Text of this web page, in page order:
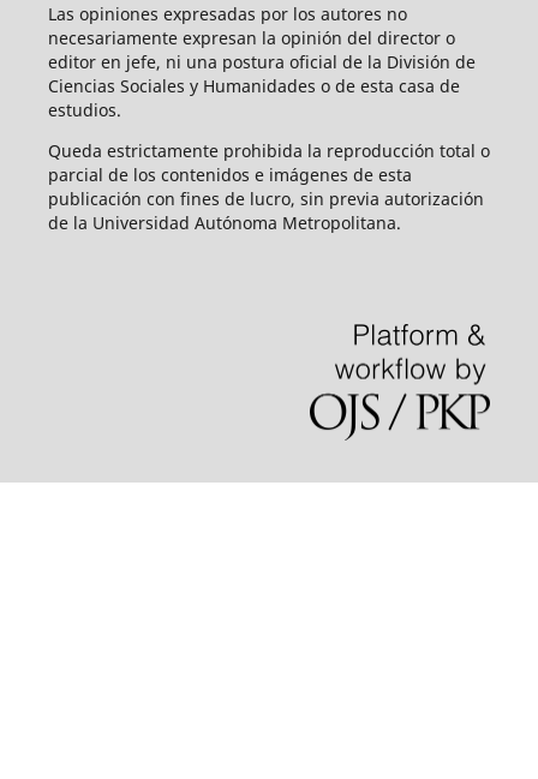
Las opiniones expresadas por los autores no
necesariamente expresan la opinión del director o
editor en jefe, ni una postura oficial de la División de
Ciencias Sociales y Humanidades o de esta casa de
estudios.
Queda estrictamente prohibida la reproducción total o
parcial de los contenidos e imágenes de esta
publicación con fines de lucro, sin previa autorización
de la Universidad Autónoma Metropolitana.